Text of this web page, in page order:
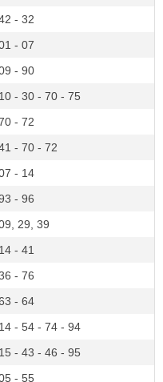
- 32
- 07
- 90
10 - 30 - 70 - 75
- 72
- 70 - 72
- 14
- 96
29, 39
14 - 41
- 76
- 64
14 - 54 - 74 - 94
15 - 43 - 46 - 95
- 55